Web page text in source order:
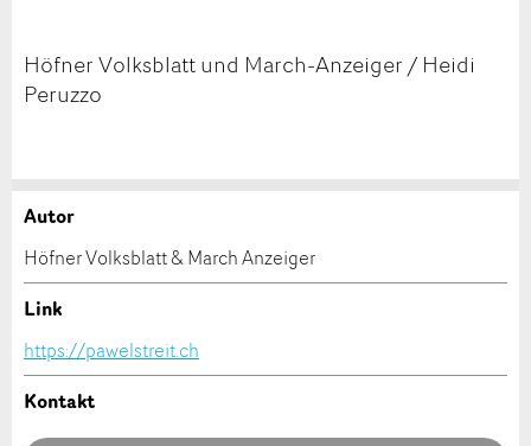
Höfner Volksblatt und March-Anzeiger / Heidi
Peruzzo
Anzeige beanstanden
Ihr Feedback wird sehr geschätzt!
Allgemeines Feedback
Anzeige nicht mehr gültig
Anzeige weiterempfehlen
Empfehlen Sie diese Anzeige an Freunde weiter.
Autor
Höfner Volksblatt & March Anzeiger
Link
https://pawelstreit.ch
Kontakt